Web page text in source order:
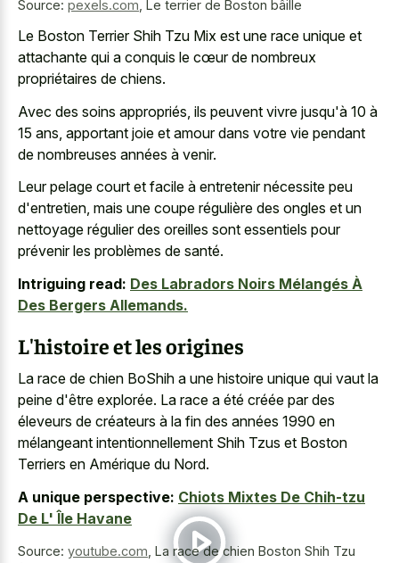
Source: pexels.com Le terrier de Boston bâille
Le Boston Terrier Shih Tzu Mix est une race unique et
attachante qui a conquis le cœur de nombreux
propriétaires de chiens.
Avec des soins appropriés, ils peuvent vivre jusqu'à 10 à
15 ans, apportant joie et amour dans votre vie pendant
de nombreuses années à venir.
Leur pelage court et facile à entretenir nécessite peu
d'entretien, mais une coupe régulière des ongles et un
nettoyage régulier des oreilles sont essentiels pour
prévenir les problèmes de santé.
Intriguing read: Des Labradors Noirs Mélangés À
Des Bergers Allemands.
L'histoire et les origines
La race de chien BoShih a une histoire unique qui vaut la
peine d'être explorée. La race a été créée par des
éleveurs de créateurs à la fin des années 1990 en
mélangeant intentionnellement Shih Tzus et Boston
Terriers en Amérique du Nord.
A unique perspective: Chiots Mixtes De Chih-tzu
De L' Île Havane
Source: youtube.com La race de chien Boston Shih Tzu